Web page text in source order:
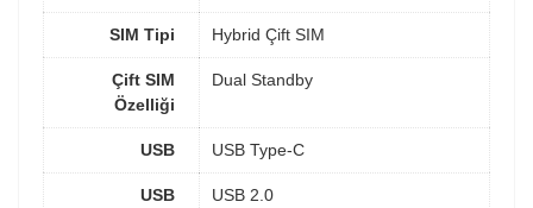
SIM Tipi Hybrid Çift SIM
Çift SIM
Özelliği
Dual Standby
USB USB Type-C
USB
USB 2.0